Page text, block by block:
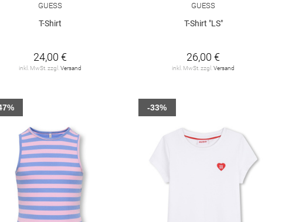
GUESS
T-Shirt
24,00 €
inkl. MwSt. zzgl.Versand
GUESS
T-Shirt "LS"
26,00 €
inkl. MwSt. zzgl.Versand
-33%